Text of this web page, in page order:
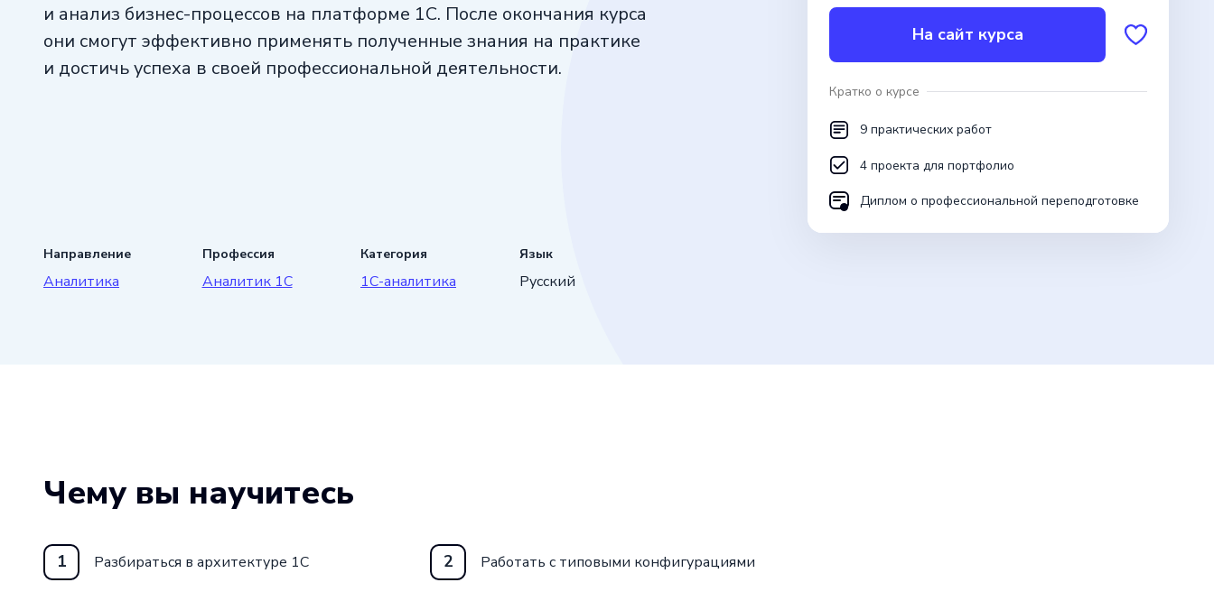
и анализ бизнес-процессов на платформе 1С. После окончания курса
они смогут эффективно применять полученные знания на практике
и достичь успеха в своей профессиональной деятельности.
Направление
Аналитика
Профессия
Аналитик 1C
Категория
1С-аналитика
Язык
Русский
На сайт курса
Кратко о курсе
9 практических работ
4 проекта для портфолио
Диплом о профессиональной переподготовке
Чему вы научитесь
1 Разбираться в архитектуре 1C 2 Работать с типовыми конфигурациями